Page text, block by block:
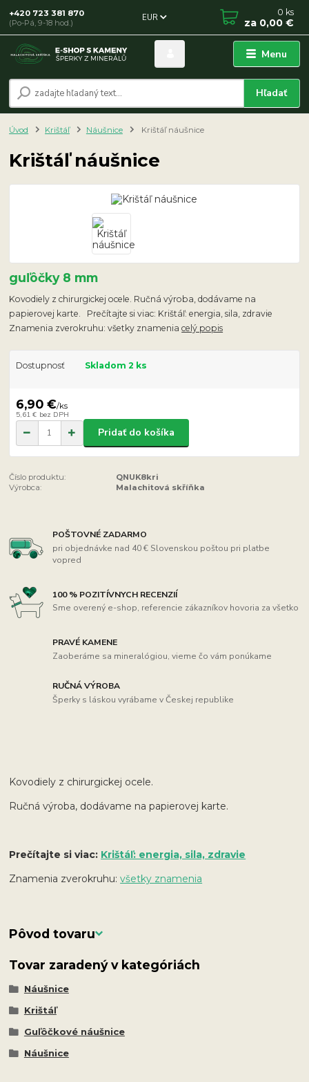
Menu
EUR
Hľadať
+420 723 381 870
(Po-Pá, 9-18 hod.)
0 ks
za 0,00 €
Úvod Krištáľ Náušnice Krištáľ náušnice
Krištáľ náušnice
guľôčky 8 mm
Kovodiely z chirurgickej ocele. Ručná výroba, dodávame na
papierovej karte. Prečítajte si viac: Krištáľ: energia, sila, zdravie
Znamenia zverokruhu: všetky znameniacelý popis
Dostupnosť Skladom 2 ks
6,90 €/ks
5,61 € bez DPH
Pridať do košíka
Číslo produktu:
QNUK8kri
Výrobca:
Malachitová skříňka
POŠTOVNÉ ZADARMO
pri objednávke nad 40 € Slovenskou poštou pri platbe
vopred
100 % POZITÍVNYCH RECENZIÍ
Sme overený e-shop, referencie zákazníkov hovoria za všetko
PRAVÉ KAMENE
Zaoberáme sa mineralógiou, vieme čo vám ponúkame
RUČNÁ VÝROBA
Šperky s láskou vyrábame v Českej republike
Kovodiely z chirurgickej ocele.
Ručná výroba, dodávame na papierovej karte.
Prečítajte si viac: Krištáľ: energia, sila, zdravie
Znamenia zverokruhu:všetky znamenia
Pôvod tovaru
Tovar zaradený v kategóriách
Náušnice
Krištáľ
Guľôčkové náušnice
Náušnice